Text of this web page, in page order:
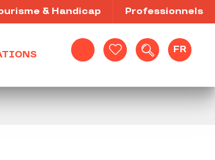
Recherche
FR
& Handicap Professionnels